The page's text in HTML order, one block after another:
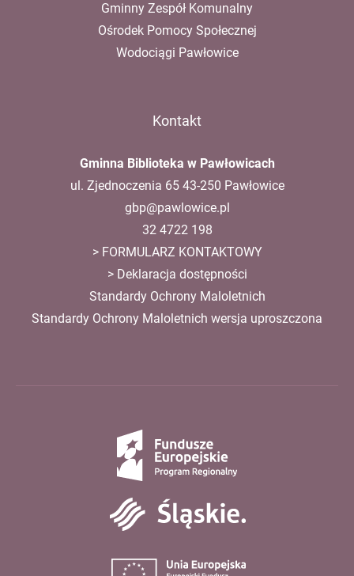
Gminny Zespół Komunalny
Ośrodek Pomocy Społecznej
Wodociągi Pawłowice
Kontakt
Gminna Biblioteka w Pawłowicach
ul. Zjednoczenia 65 43-250 Pawłowice
gbp@pawlowice.pl
32 4722 198
>FORMULARZ KONTAKTOWY
> Deklaracja dostępności
Standardy Ochrony Maloletnich
Standardy Ochrony Maloletnich wersja uproszczona
Fundusze
Europejskie
Europejska